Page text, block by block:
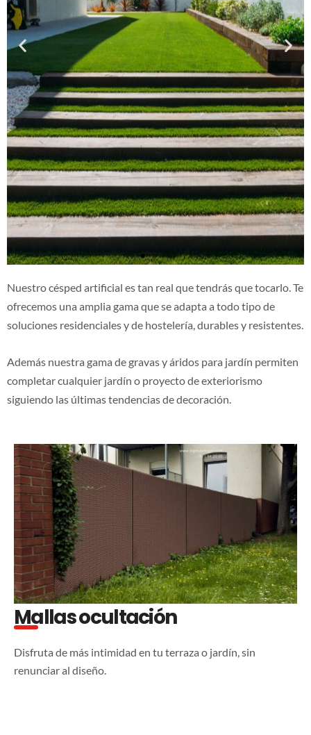
Nuestro césped artificial es tan real que tendrás que tocarlo. Te
ofrecemos una amplia gama que se adapta a todo tipo de
soluciones residenciales y de hostelería, durables y resistentes.
Además nuestra gama de gravas y áridos para jardín permiten
completar cualquier jardín o proyecto de exteriorismo
siguiendo las últimas tendencias de decoración.
Mallas ocultación
Disfruta de más intimidad en tu terraza o jardín, sin
renunciar al diseño.